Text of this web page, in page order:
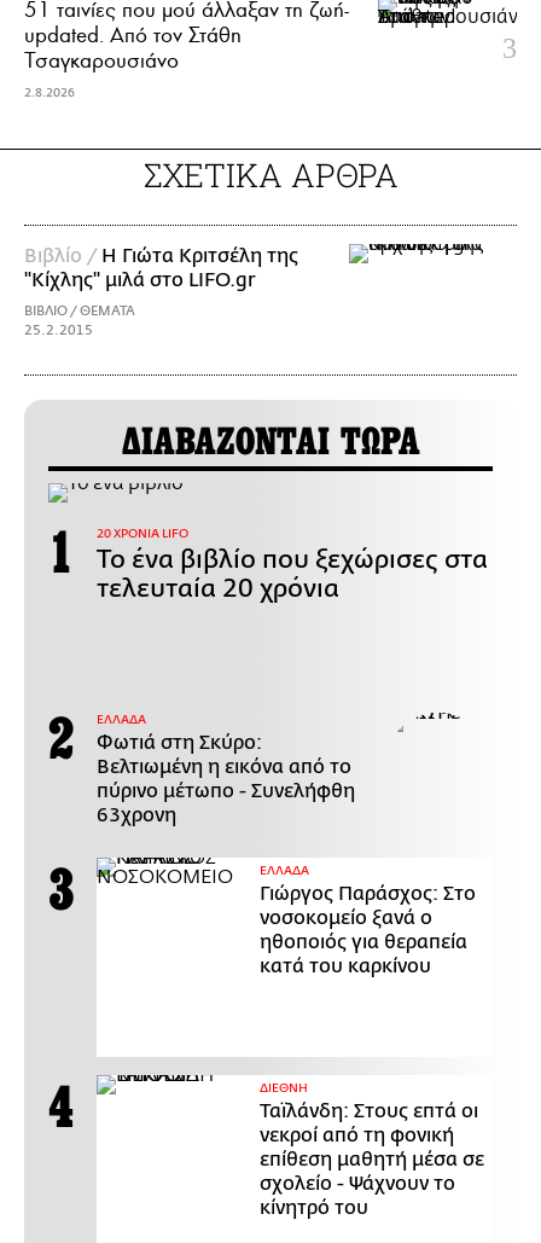
51 ταινίες που μού άλλαξαν τη ζωή-
updated. Aπό τον Στάθη
Τσαγκαρουσιάνο
2.8.2026
ΣΧΕΤΙΚΑ ΑΡΘΡΑ
Βιβλίο / Η Γιώτα Κριτσέλη της
"Κίχλης" μιλά στο LIFO.gr
ΒΙΒΛΙΟ / ΘΕΜΑΤΑ
25.2.2015
ΔΙΑΒΑΖΟΝΤΑΙ ΤΩΡΑ
20 ΧΡΟΝΙΑ LIFO
Το ένα βιβλίο που ξεχώρισες στα
τελευταία 20 χρόνια
ΕΛΛΑΔΑ
Φωτιά στη Σκύρο:
Βελτιωμένη η εικόνα από το
πύρινο μέτωπο - Συνελήφθη
63χρονη
ΕΛΛΑΔΑ
Γιώργος Παράσχος: Στο
νοσοκομείο ξανά ο
ηθοποιός για θεραπεία
κατά του καρκίνου
ΔΙΕΘΝΗ
Ταϊλάνδη: Στους επτά οι
νεκροί από τη φονική
επίθεση μαθητή μέσα σε
σχολείο - Ψάχνουν το
κίνητρό του